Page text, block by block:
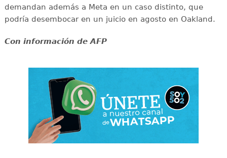
demandan además a Meta en un caso distinto, que
podría desembocar en un juicio en agosto en Oakland.
Con información de AFP